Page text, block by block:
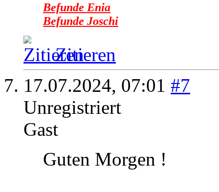
Befunde Enia
Befunde Joschi
Zitieren
17.07.2024, 07:01 #7
Unregistriert
Gast
Guten Morgen !